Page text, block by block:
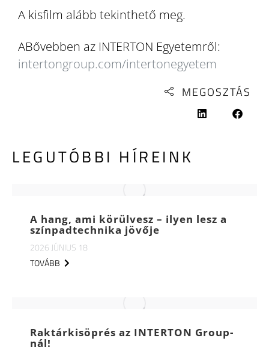
A kisfilm alább tekinthető meg.
ABővebben az INTERTON Egyetemről:
intertongroup.com/intertonegyetem
MEGOSZTÁS
LEGUTÓBBI HÍREINK
A hang, ami körülvesz – ilyen lesz a
színpadtechnika jövője
2026 JÚNIUS 18
TOVÁBB
Raktárkisöprés az INTERTON Group-
nál!